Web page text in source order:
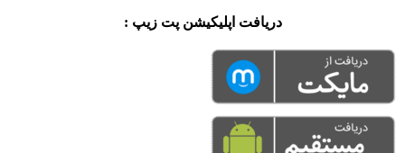
دریافت اپلیکیشن پت زیپ :